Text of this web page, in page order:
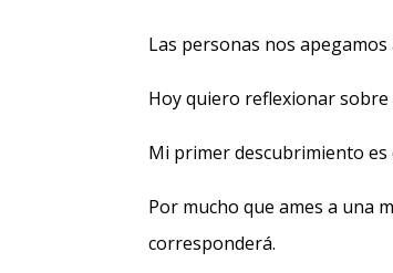
Las personas nos
Hoy quiero reflexionar sobre
Mi primer descubrimiento
Por mucho que ames a una
corresponderá.